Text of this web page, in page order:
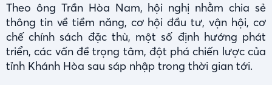
Theo ông Trần Hòa Nam, hội nghị nhằm chia sẻ
thông tin về tiềm năng, cơ hội đầu tư, vận hội, cơ
chế chính sách đặc thù, một số định hướng phát
triển, các vấn đề trọng tâm, đột phá chiến lược của
tỉnh Khánh Hòa sau sáp nhập trong thời gian tới.